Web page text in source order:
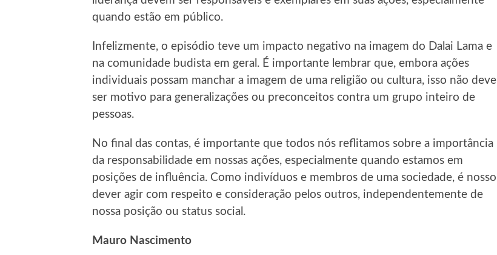
quando estão em público.
Infelizmente, o episódio teve um impacto negativo na imagem do Dalai Lama e
na comunidade budista em geral. É importante lembrar que, embora ações
individuais possam manchar a imagem de uma religião ou cultura, isso não deve
ser motivo para generalizações ou preconceitos contra um grupo inteiro de
pessoas.
No final das contas, é importante que todos nós reflitamos sobre a importância
da responsabilidade em nossas ações, especialmente quando estamos em
posições de influência. Como indivíduos e membros de uma sociedade, é nosso
dever agir com respeito e consideração pelos outros, independentemente de
nossa posição ou status social.
Mauro Nascimento